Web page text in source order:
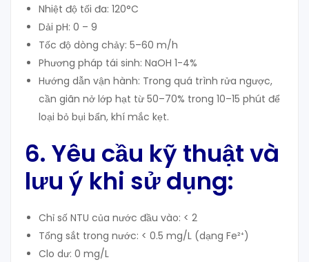
Nhiệt độ tối đa: 120°C
Dải pH: 0 – 9
Tốc độ dòng chảy: 5–60 m/h
Phương pháp tái sinh: NaOH 1-4%
Hướng dẫn vận hành: Trong quá trình rửa ngược,
cần giãn nở lớp hạt từ 50–70% trong 10–15 phút để
loại bỏ bụi bẩn, khí mắc kẹt.
6. Yêu cầu kỹ thuật và
lưu ý khi sử dụng:
Chỉ số NTU của nước đầu vào: < 2
Tổng sắt trong nước: < 0.5 mg/L (dạng Fe²⁺)
Clo dư: 0 mg/L